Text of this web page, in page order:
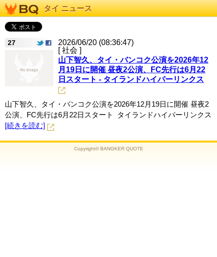
タイ ニュース
27
2026/06/20 (08:36:47)
[ 社会 ]
山下智久、タイ・バンコク公演を2026年12
月19日に開催 昼夜2公演、FC先行は6月22
日スタート - タイランドハイパーリンクス
山下智久、タイ・バンコク公演を2026年12月19日に開催 昼夜2
公演、FC先行は6月22日スタート タイランドハイパーリンクス
[続きを読む]
Copyright© BANGKER QUOTE